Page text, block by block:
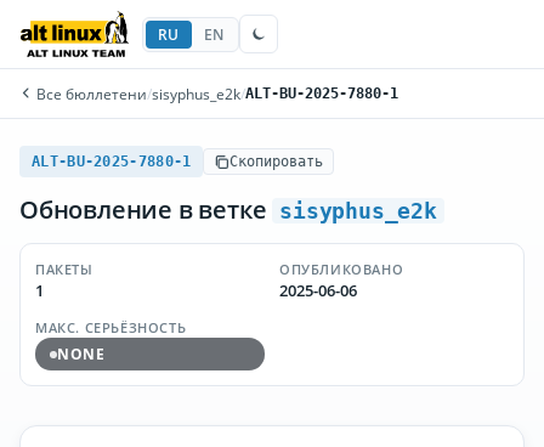
RU EN
Все бюллетени/sisyphus_e2k/ALT-BU-2025-7880-1
ALT-BU-2025-7880-1 Скопировать
Обновление в ветке sisyphus_e2k
ПАКЕТЫ
1
ОПУБЛИКОВАНО
2025-06-06
МАКС. СЕРЬЁЗНОСТЬ
NONE